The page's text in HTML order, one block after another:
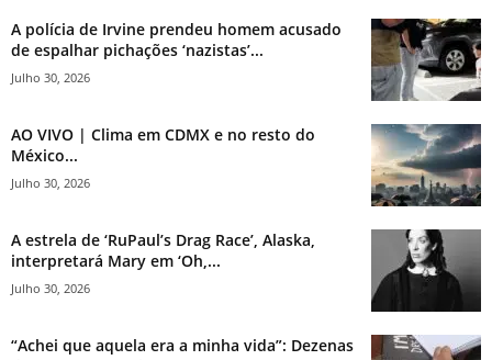
A polícia de Irvine prendeu homem acusado
de espalhar pichações ‘nazistas’...
Julho 30, 2026
AO VIVO | Clima em CDMX e no resto do
México...
Julho 30, 2026
A estrela de ‘RuPaul’s Drag Race’, Alaska,
interpretará Mary em ‘Oh,...
Julho 30, 2026
“Achei que aquela era a minha vida”: Dezenas